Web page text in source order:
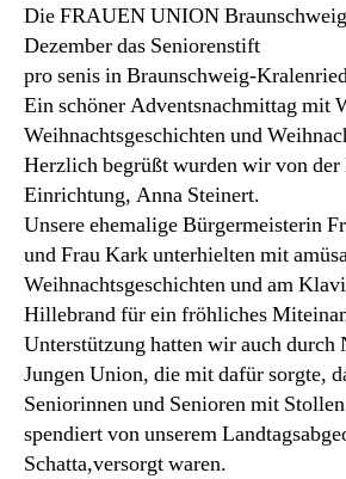
Die FRAUEN UNION
Dezember das Seniorenstift
pro senis in Braunschweig-
Ein schöner Adventsnachmittag mit
Weihnachtsgeschichten und
Herzlich begrüßt wurden wir von
Einrichtung, Anna Steinert.
Unsere ehemalige Bürgermeisterin
und Frau Kark unterhielten mit
Weihnachtsgeschichten und am
Hillebrand für ein fröhliches
Unterstützung hatten wir auch durch
Jungen Union, die mit dafür sorgte,
Seniorinnen und Senioren mit
spendiert von unserem
Schatta,versorgt waren.